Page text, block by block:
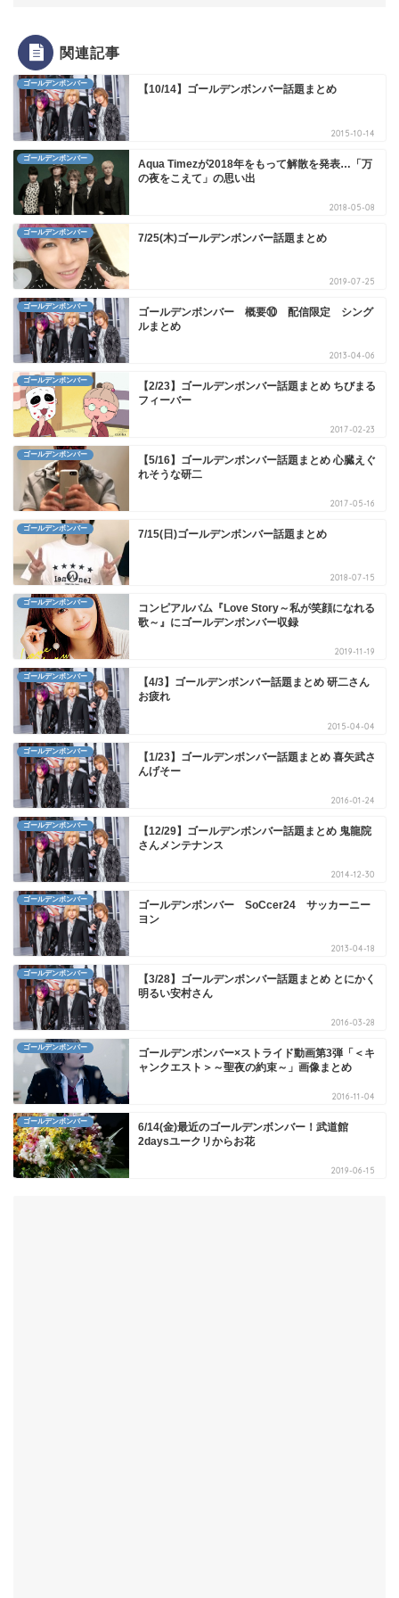
関連記事
ゴールデンボンバー 【10/14】ゴールデンボンバー話題まとめ
2015-10-14
ゴールデンボンバー
Aqua Timezが2018年をもって解散を発表…「万
の夜をこえて」の思い出
2018-05-08
ゴールデンボンバー 7/25(木)ゴールデンボンバー話題まとめ
2019-07-25
ゴールデンボンバー
ゴールデンボンバー 概要⑩ 配信限定 シング
ルまとめ
2013-04-06
ゴールデンボンバー
【2/23】ゴールデンボンバー話題まとめ ちびまる
フィーバー
2017-02-23
ゴールデンボンバー
【5/16】ゴールデンボンバー話題まとめ 心臓えぐ
れそうな研二
2017-05-16
ゴールデンボンバー 7/15(日)ゴールデンボンバー話題まとめ
2018-07-15
ゴールデンボンバー
コンピアルバム『Love Story～私が笑顔になれる
歌～』にゴールデンボンバー収録
2019-11-19
ゴールデンボンバー
【4/3】ゴールデンボンバー話題まとめ 研二さん
お疲れ
2015-04-04
ゴールデンボンバー
【1/23】ゴールデンボンバー話題まとめ 喜矢武さ
んげそー
2016-01-24
ゴールデンボンバー
【12/29】ゴールデンボンバー話題まとめ 鬼龍院
さんメンテナンス
2014-12-30
ゴールデンボンバー
ゴールデンボンバー SoCcer24 サッカーニー
ヨン
2013-04-18
ゴールデンボンバー
【3/28】ゴールデンボンバー話題まとめ とにかく
明るい安村さん
2016-03-28
ゴールデンボンバー
ゴールデンボンバー×ストライド動画第3弾「＜キ
ャンクエスト＞～聖夜の約束～」画像まとめ
2016-11-04
ゴールデンボンバー
6/14(金)最近のゴールデンボンバー！武道館
2daysユークリからお花
2019-06-15